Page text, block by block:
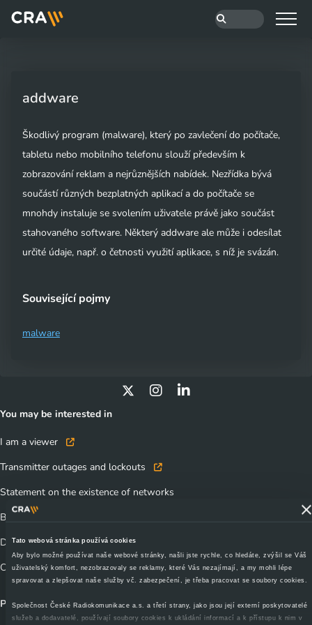
Tato webová stránka používá cookies
Aby bylo možné používat naše webové stránky, našli jste rychle, co hledáte, zvýšil se Váš
uživatelský komfort, nezobrazovaly se reklamy, které Vás nezajímají, a my mohli lépe
spravovat a zlepšovat naše služby vč. zabezpečení, je třeba pracovat se soubory cookies.
Společnost České Radiokomunikace a.s. a třetí strany, jako jsou její externí poskytovatelé
služeb a dodavatelé, používají soubory cookies k ukládání informací a k přístupu k nim v
addware
Škodlivý program (malware), který po zavlečení do počítače,
tabletu nebo mobilního telefonu slouží především k
zobrazování reklam a nejrůznějších nabídek. Nezřídka bývá
součástí různých bezplatných aplikací a do počítače se
mnohdy instaluje se svolením uživatele právě jako součást
stahovaného software. Některý addware ale může i odesílat
určité údaje, např. o četnosti využití aplikace, s níž je svázán.
Související pojmy
malware
You may be interested in
I am a viewer
Transmitter outages and lockouts
Statement on the existence of networks
Business contacts
Documents to download
CRA TechTalks - webinars, seminars
Products and services